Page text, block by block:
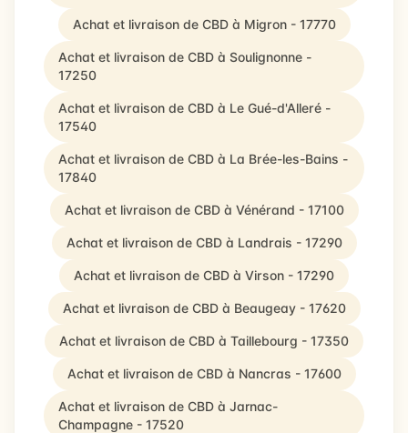
Achat et livraison de CBD à Migron - 17770
Achat et livraison de CBD à Soulignonne -
17250
Achat et livraison de CBD à Le Gué-d'Alleré -
17540
Achat et livraison de CBD à La Brée-les-Bains -
17840
Achat et livraison de CBD à Vénérand - 17100
Achat et livraison de CBD à Landrais - 17290
Achat et livraison de CBD à Virson - 17290
Achat et livraison de CBD à Beaugeay - 17620
Achat et livraison de CBD à Taillebourg - 17350
Achat et livraison de CBD à Nancras - 17600
Achat et livraison de CBD à Jarnac-
Champagne - 17520